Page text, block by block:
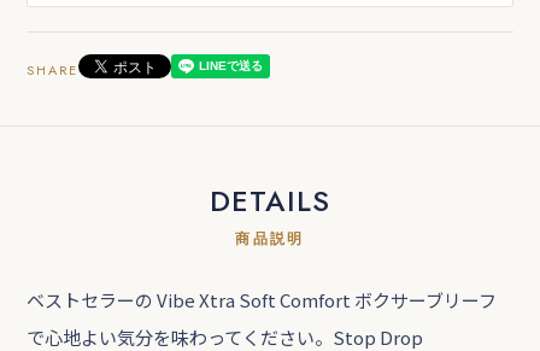
SHARE
DETAILS
商品説明
ベストセラーの Vibe Xtra Soft Comfort ボクサーブリーフ
で心地よい気分を味わってください。Stop Drop